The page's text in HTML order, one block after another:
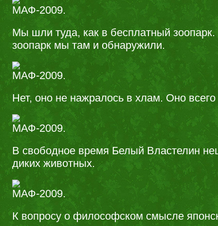
Мы шли туда, как в бесплатный
зоопарк мы там и обнаружили.
Нет, оно не нажралось в хлам. Оно
В свободное время Белый Властелин
диких животных.
К вопросу о философском смысле